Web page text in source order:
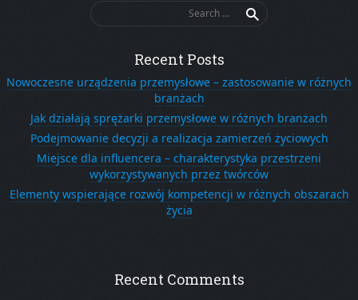
Search
for:
Recent Posts
Nowoczesne urządzenia przemysłowe – zastosowanie w różnych
branżach
Jak działają sprężarki przemysłowe w różnych branżach
Podejmowanie decyzji a realizacja zamierzeń życiowych
Miejsce dla influencera – charakterystyka przestrzeni
wykorzystywanych przez twórców
Elementy wspierające rozwój kompetencji w różnych obszarach
życia
Recent Comments